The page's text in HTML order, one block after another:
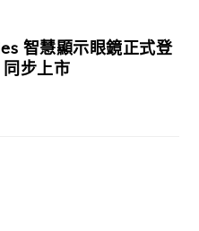
智慧顯示眼鏡正式登
步上市